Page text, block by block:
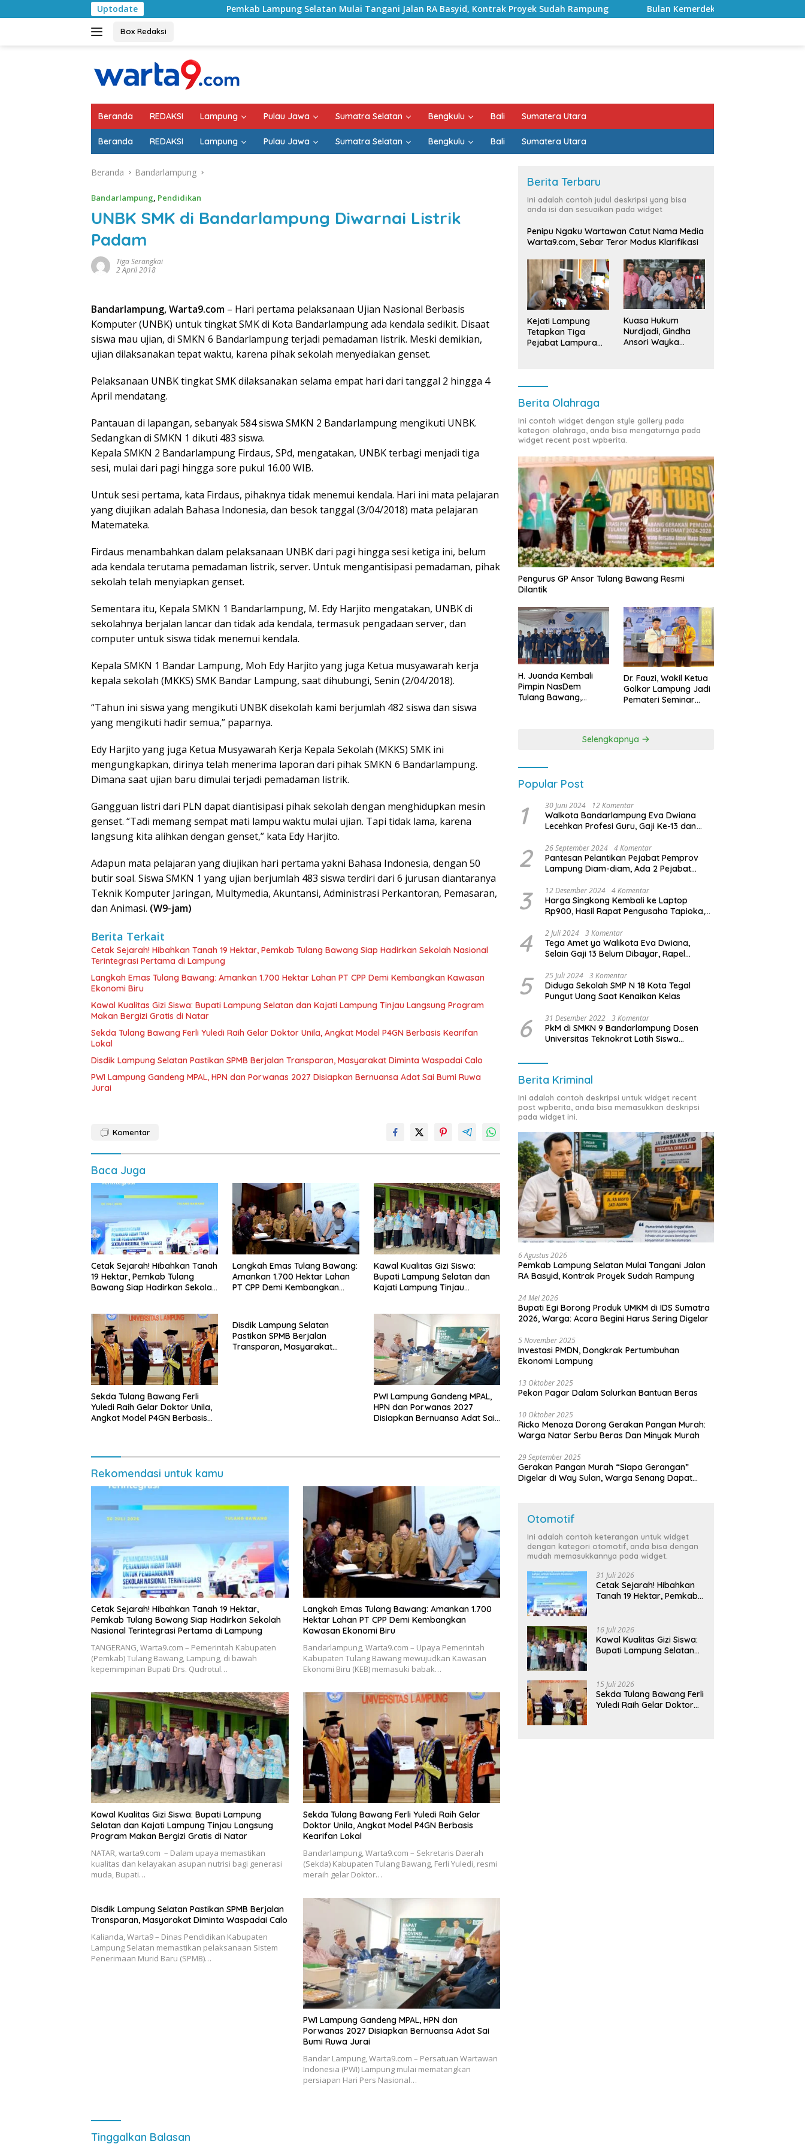
ke
Uptodate Pemkab Lampung Selatan Mulai Tangani Jalan RA Basyid, Kontrak Proyek Sudah Rampung Bulan Kemerdekaan, Bupati Lampung Selatan Ajak ASN
Box Redaksi
Beranda REDAKSI Lampung Pulau Jawa Sumatra Selatan Bengkulu Bali Sumatera Utara
Beranda REDAKSI Lampung Pulau Jawa Sumatra Selatan Bengkulu Bali Sumatera Utara
Beranda Bandarlampung
Bandarlampung, Pendidikan
UNBK SMK di Bandarlampung Diwarnai Listrik
Padam
Tiga Serangkai
2 April 2018
Bandarlampung, Warta9.com – Hari pertama pelaksanaan Ujian Nasional Berbasis
Komputer (UNBK) untuk tingkat SMK di Kota Bandarlampung ada kendala sedikit. Disaat
siswa mau ujian, di SMKN 6 Bandarlampung terjadi pemadaman listrik. Meski demikian,
ujian dilaksanakan tepat waktu, karena pihak sekolah menyediakan genset.
Pelaksanaan UNBK tingkat SMK dilaksanakan selama empat hari dari tanggal 2 hingga 4
April mendatang.
Pantauan di lapangan, sebanyak 584 siswa SMKN 2 Bandarlampung mengikuti UNBK.
Sedangkan di SMKN 1 dikuti 483 siswa.
Kepala SMKN 2 Bandarlampung Firdaus, SPd, mengatakan, UNBK terbagi menjadi tiga
sesi, mulai dari pagi hingga sore pukul 16.00 WIB.
Untuk sesi pertama, kata Firdaus, pihaknya tidak menemui kendala. Hari ini mata pelajaran
yang diujikan adalah Bahasa Indonesia, dan besok tanggal (3/04/2018) mata pelajaran
Matemateka.
Firdaus menambahkan dalam pelaksanaan UNBK dari pagi hingga sesi ketiga ini, belum
ada kendala terutama pemadaman listrik, server. Untuk mengantisipasi pemadaman, pihak
sekolah telah menyiapkan genset.
Sementara itu, Kepala SMKN 1 Bandarlampung, M. Edy Harjito mengatakan, UNBK di
sekolahnya berjalan lancar dan tidak ada kendala, termasuk pengadaan server, dan
computer untuk siswa tidak menemui kendala.
Kepala SMKN 1 Bandar Lampung, Moh Edy Harjito yang juga Ketua musyawarah kerja
kepala sekolah (MKKS) SMK Bandar Lampung, saat dihubungi, Senin (2/04/2018).
“Tahun ini siswa yang mengikuti UNBK disekolah kami berjumlah 482 siswa dan siswa
yang mengikuti hadir semua,” paparnya.
Edy Harjito yang juga Ketua Musyawarah Kerja Kepala Sekolah (MKKS) SMK ini
mengungkapkan, dirinya telah menerima laporan dari pihak SMKN 6 Bandarlampung.
Dimana saat ujian baru dimulai terjadi pemadaman listrik.
Gangguan listri dari PLN dapat diantisipasi pihak sekolah dengan menghidupkan mesin
genset. “Tadi memang sempat mati lampu waktu mulai ujian. Tapi tidak lama, karena
langsung kita alihkan dengan genset,” kata Edy Harjito.
Adapun mata pelajaran yang diujikan hari pertama yakni Bahasa Indonesia, dengan 50
butir soal. Siswa SMKN 1 yang ujian berjumlah 483 siswa terdiri dari 6 jurusan diantaranya
Teknik Komputer Jaringan, Multymedia, Akuntansi, Administrasi Perkantoran, Pemasaran,
dan Animasi. (W9-jam)
Berita Terkait
Cetak Sejarah! Hibahkan Tanah 19 Hektar, Pemkab Tulang Bawang Siap Hadirkan Sekolah Nasional
Terintegrasi Pertama di Lampung
Langkah Emas Tulang Bawang: Amankan 1.700 Hektar Lahan PT CPP Demi Kembangkan Kawasan
Ekonomi Biru
Kawal Kualitas Gizi Siswa: Bupati Lampung Selatan dan Kajati Lampung Tinjau Langsung Program
Makan Bergizi Gratis di Natar
Sekda Tulang Bawang Ferli Yuledi Raih Gelar Doktor Unila, Angkat Model P4GN Berbasis Kearifan
Lokal
Disdik Lampung Selatan Pastikan SPMB Berjalan Transparan, Masyarakat Diminta Waspadai Calo
PWI Lampung Gandeng MPAL, HPN dan Porwanas 2027 Disiapkan Bernuansa Adat Sai Bumi Ruwa
Jurai
Komentar
Baca Juga
Cetak Sejarah! Hibahkan Tanah
19 Hektar, Pemkab Tulang
Bawang Siap Hadirkan Sekolah
Langkah Emas Tulang Bawang:
Amankan 1.700 Hektar Lahan
PT CPP Demi Kembangkan
Kawal Kualitas Gizi Siswa:
Bupati Lampung Selatan dan
Kajati Lampung Tinjau
Sekda Tulang Bawang Ferli
Yuledi Raih Gelar Doktor Unila,
Angkat Model P4GN Berbasis
Disdik Lampung Selatan
Pastikan SPMB Berjalan
Transparan, Masyarakat
PWI Lampung Gandeng MPAL,
HPN dan Porwanas 2027
Disiapkan Bernuansa Adat Sai
Rekomendasi untuk kamu
Cetak Sejarah! Hibahkan Tanah 19 Hektar,
Pemkab Tulang Bawang Siap Hadirkan Sekolah
Nasional Terintegrasi Pertama di Lampung
​TANGERANG, Warta9.com – Pemerintah Kabupaten
(Pemkab) Tulang Bawang, Lampung, di bawah
kepemimpinan Bupati Drs. Qudrotul…
Langkah Emas Tulang Bawang: Amankan 1.700
Hektar Lahan PT CPP Demi Kembangkan
Kawasan Ekonomi Biru
Bandarlampung, Warta9.com – Upaya Pemerintah
Kabupaten Tulang Bawang mewujudkan Kawasan
Ekonomi Biru (KEB) memasuki babak…
Kawal Kualitas Gizi Siswa: Bupati Lampung
Selatan dan Kajati Lampung Tinjau Langsung
Program Makan Bergizi Gratis di Natar
NATAR, warta9.com – Dalam upaya memastikan
kualitas dan kelayakan asupan nutrisi bagi generasi
muda, Bupati…
Sekda Tulang Bawang Ferli Yuledi Raih Gelar
Doktor Unila, Angkat Model P4GN Berbasis
Kearifan Lokal
Bandarlampung, Warta9.com – Sekretaris Daerah
(Sekda) Kabupaten Tulang Bawang, Ferli Yuledi, resmi
meraih gelar Doktor…
Disdik Lampung Selatan Pastikan SPMB Berjalan
Transparan, Masyarakat Diminta Waspadai Calo
Kalianda, Warta9 – Dinas Pendidikan Kabupaten
Lampung Selatan memastikan pelaksanaan Sistem
Penerimaan Murid Baru (SPMB)…
PWI Lampung Gandeng MPAL, HPN dan
Porwanas 2027 Disiapkan Bernuansa Adat Sai
Bumi Ruwa Jurai
Bandar Lampung, Warta9.com – Persatuan Wartawan
Indonesia (PWI) Lampung mulai mematangkan
persiapan Hari Pers Nasional…
Tinggalkan Balasan
Berita Terbaru
Ini adalah contoh judul deskripsi yang bisa
anda isi dan sesuaikan pada widget
Penipu Ngaku Wartawan Catut Nama Media
Warta9.com, Sebar Teror Modus Klarifikasi
Kejati Lampung
Tetapkan Tiga
Pejabat Lampura
Kuasa Hukum
Nurdjadi, Gindha
Ansori Wayka
Berita Olahraga
Ini contoh widget dengan style gallery pada
kategori olahraga, anda bisa mengaturnya pada
widget recent post wpberita.
Pengurus GP Ansor Tulang Bawang Resmi
Dilantik
H. Juanda Kembali
Pimpin NasDem
Tulang Bawang,
Dr. Fauzi, Wakil Ketua
Golkar Lampung Jadi
Pemateri Seminar
Kebangsaan
Selengkapnya
Popular Post
1 30 Juni 2024 12 Komentar
Walkota Bandarlampung Eva Dwiana
Lecehkan Profesi Guru, Gaji Ke-13 dan
2 26 September 2024 4 Komentar
Pantesan Pelantikan Pejabat Pemprov
Lampung Diam-diam, Ada 2 Pejabat
3 12 Desember 2024 4 Komentar
Harga Singkong Kembali ke Laptop
Rp900, Hasil Rapat Pengusaha Tapioka,
Lampung
4 2 Juli 2024 3 Komentar
Tega Amet ya Walikota Eva Dwiana,
Selain Gaji 13 Belum Dibayar, Rapel
Dibayar
5 25 Juli 2024 3 Komentar
Diduga Sekolah SMP N 18 Kota Tegal
Pungut Uang Saat Kenaikan Kelas
6 31 Desember 2022 3 Komentar
PkM di SMKN 9 Bandarlampung Dosen
Universitas Teknokrat Latih Siswa
Berita Kriminal
Ini adalah contoh deskripsi untuk widget recent
post wpberita, anda bisa memasukkan deskripsi
pada widget ini.
6 Agustus 2026
Pemkab Lampung Selatan Mulai Tangani Jalan
RA Basyid, Kontrak Proyek Sudah Rampung
24 Mei 2026
Bupati Egi Borong Produk UMKM di IDS Sumatra
2026, Warga: Acara Begini Harus Sering Digelar
5 November 2025
Investasi PMDN, Dongkrak Pertumbuhan
Ekonomi Lampung
13 Oktober 2025
Pekon Pagar Dalam Salurkan Bantuan Beras
10 Oktober 2025
Ricko Menoza Dorong Gerakan Pangan Murah:
Warga Natar Serbu Beras Dan Minyak Murah
29 September 2025
Gerakan Pangan Murah “Siapa Gerangan”
Digelar di Way Sulan, Warga Senang Dapat
Otomotif
Ini adalah contoh keterangan untuk widget
dengan kategori otomotif, anda bisa dengan
mudah memasukkannya pada widget.
31 Juli 2026
Cetak Sejarah! Hibahkan
Tanah 19 Hektar, Pemkab
Terintegrasi Pertama di
Lampung
16 Juli 2026
Kawal Kualitas Gizi Siswa:
Bupati Lampung Selatan
Bergizi Gratis di Natar
15 Juli 2026
Sekda Tulang Bawang Ferli
Yuledi Raih Gelar Doktor